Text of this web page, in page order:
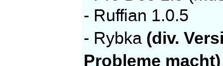
- Ruffian 1.0.5
- Rybka (div.
Probleme macht)